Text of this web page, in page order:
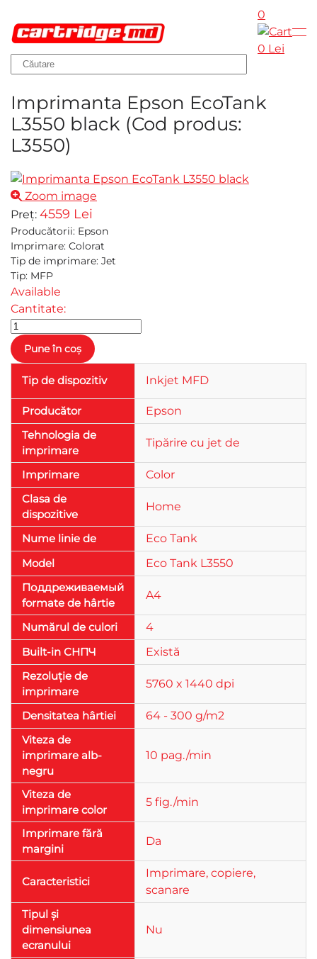
Skip to main content
0
0 Lei
Imprimanta Epson EcoTank
L3550 black (Cod produs:
L3550)
Zoom image
Preț: 4559 Lei
Producătorii: Epson
Imprimare: Colorat
Tip de imprimare: Jet
Tip: MFP
Available
Cantitate:
Tip de dispozitiv Inkjet MFD
Producător
Epson
Tehnologia de
imprimare
Tipărire cu jet de
Imprimare
Color
Clasa de
dispozitive
Home
Nume linie de
Eco Tank
Model
Eco Tank L3550
Поддреживаемый
formate de hârtie
A4
Numărul de culori
4
Built-in СНПЧ
Există
Rezoluție de
imprimare
5760 x 1440 dpi
Densitatea hârtiei
64 - 300 g/m2
Viteza de
imprimare alb-
negru
10 pag./min
Viteza de
imprimare color
5 fig./min
Imprimare fără
margini
Da
Caracteristici
Imprimare, copiere,
scanare
Tipul și
dimensiunea
ecranului
Nu